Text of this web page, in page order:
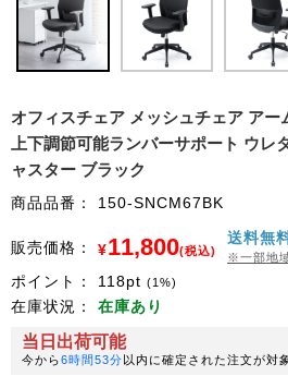
オフィスチェア メッシュチェア アー
上下調節可能ランバーサポート ウレ
ャスター ブラック
商品品番： 150-SNCM67BK
販売価格： ¥11,800(税込)
送料無
※一部地
ポイント： 118pt (1%)
在庫状況： 在庫あり
当日出荷可能
今から6時間53分以内に確定された注文が対